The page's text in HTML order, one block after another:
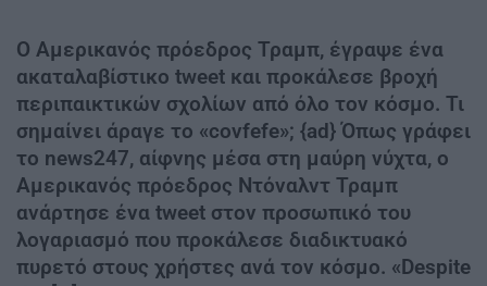
Ο Αμερικανός πρόεδρος Τραμπ, έγραψε ένα
ακαταλαβίστικο tweet και προκάλεσε βροχή
περιπαικτικών σχολίων από όλο τον κόσμο. Τι
σημαίνει άραγε το «covfefe»; {ad} Όπως γράφει
το news247, αίφνης μέσα στη μαύρη νύχτα, ο
Αμερικανός πρόεδρος Ντόναλντ Τραμπ
ανάρτησε ένα tweet στον προσωπικό του
λογαριασμό που προκάλεσε διαδικτυακό
πυρετό στους χρήστες ανά τον κόσμο. «Despite